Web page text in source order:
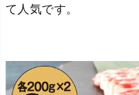
て人気です。